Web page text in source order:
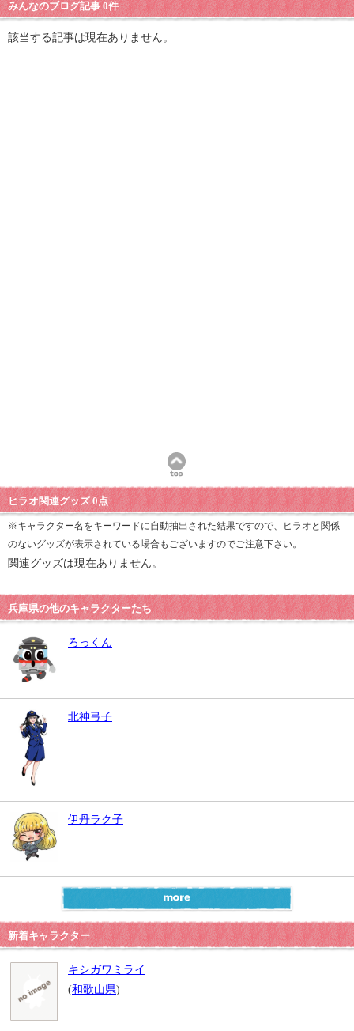
みんなのブログ記事 0件
該当する記事は現在ありません。
ヒラオ関連グッズ 0点
※キャラクター名をキーワードに自動抽出された結果ですので、ヒラオと関係
のないグッズが表示されている場合もございますのでご注意下さい。
関連グッズは現在ありません。
兵庫県の他のキャラクターたち
ろっくん
北神弓子
伊丹ラク子
新着キャラクター
キシガワミライ
(和歌山県)